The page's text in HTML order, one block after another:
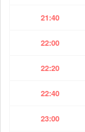
21:40
22:00
22:20
22:40
23:00